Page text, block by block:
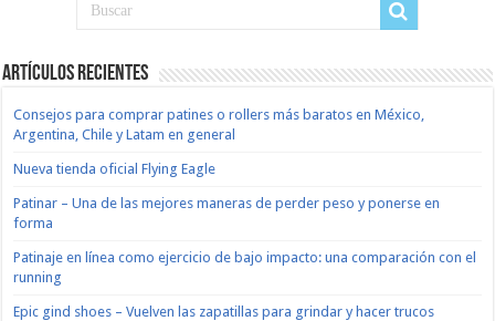
Artículos recientes
Consejos para comprar patines o rollers más baratos en México,
Argentina, Chile y Latam en general
Nueva tienda oficial Flying Eagle
Patinar – Una de las mejores maneras de perder peso y ponerse en
forma
Patinaje en línea como ejercicio de bajo impacto: una comparación con el
running
Epic gind shoes – Vuelven las zapatillas para grindar y hacer trucos